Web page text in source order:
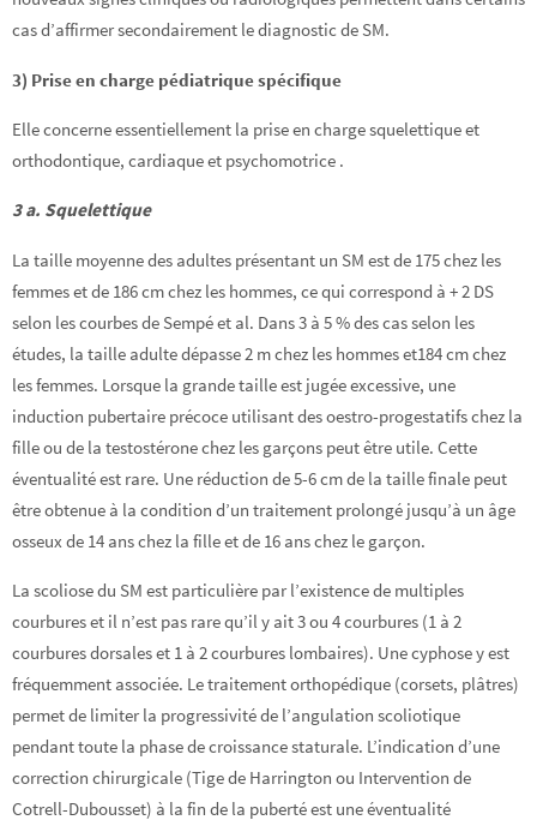
cas d’affirmer secondairement le diagnostic de SM.
3) Prise en charge pédiatrique spécifique
Elle concerne essentiellement la prise en charge squelettique et
orthodontique, cardiaque et psychomotrice .
3 a. Squelettique
La taille moyenne des adultes présentant un SM est de 175 chez les
femmes et de 186 cm chez les hommes, ce qui correspond à + 2 DS
selon les courbes de Sempé et al. Dans 3 à 5 % des cas selon les
études, la taille adulte dépasse 2 m chez les hommes et184 cm chez
les femmes. Lorsque la grande taille est jugée excessive, une
induction pubertaire précoce utilisant des oestro-progestatifs chez la
fille ou de la testostérone chez les garçons peut être utile. Cette
éventualité est rare. Une réduction de 5-6 cm de la taille finale peut
être obtenue à la condition d’un traitement prolongé jusqu’à un âge
osseux de 14 ans chez la fille et de 16 ans chez le garçon.
La scoliose du SM est particulière par l’existence de multiples
courbures et il n’est pas rare qu’il y ait 3 ou 4 courbures (1 à 2
courbures dorsales et 1 à 2 courbures lombaires). Une cyphose y est
fréquemment associée. Le traitement orthopédique (corsets, plâtres)
permet de limiter la progressivité de l’angulation scoliotique
pendant toute la phase de croissance staturale. L’indication d’une
correction chirurgicale (Tige de Harrington ou Intervention de
Cotrell-Dubousset) à la fin de la puberté est une éventualité